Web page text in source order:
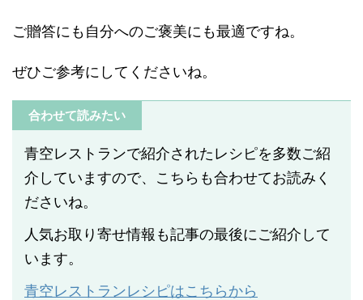
ご贈答にも自分へのご褒美にも最適ですね。
ぜひご参考にしてくださいね。
合わせて読みたい
青空レストランで紹介されたレシピを多数ご紹
介していますので、こちらも合わせてお読みく
ださいね。
人気お取り寄せ情報も記事の最後にご紹介して
います。
青空レストランレシピはこちらから